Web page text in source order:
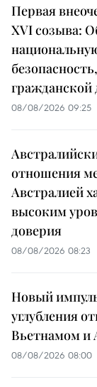
Первая
XVI созыва:
гражданской
08/08/2026 09:25
отношения
Австралией
высоким
доверия
08/08/2026 08:23
Новый
углубления
Вьетнамом и
08/08/2026 08:00